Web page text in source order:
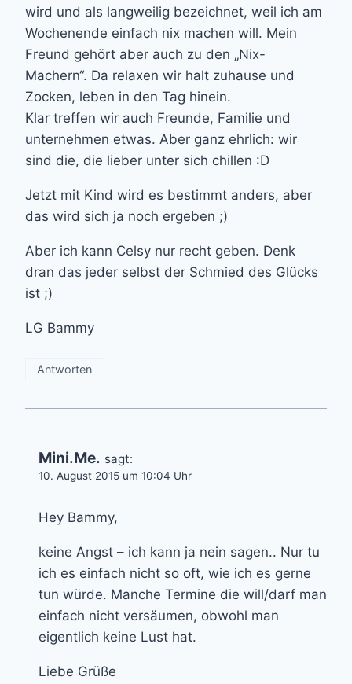
wird und als langweilig bezeichnet, weil ich am
Wochenende einfach nix machen will. Mein
Freund gehört aber auch zu den „Nix-
Machern“. Da relaxen wir halt zuhause und
Zocken, leben in den Tag hinein.
Klar treffen wir auch Freunde, Familie und
unternehmen etwas. Aber ganz ehrlich: wir
sind die, die lieber unter sich chillen :D
Jetzt mit Kind wird es bestimmt anders, aber
das wird sich ja noch ergeben ;)
Aber ich kann Celsy nur recht geben. Denk
dran das jeder selbst der Schmied des Glücks
ist ;)
LG Bammy
Antworten
Mini.Me. sagt:
10. August 2015 um 10:04 Uhr
Hey Bammy,
keine Angst – ich kann ja nein sagen.. Nur tu
ich es einfach nicht so oft, wie ich es gerne
tun würde. Manche Termine die will/darf man
einfach nicht versäumen, obwohl man
eigentlich keine Lust hat.
Liebe Grüße